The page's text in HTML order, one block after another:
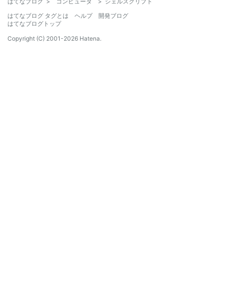
はてなブログ タグとは
ヘルプ
開発ブログ
はてなブログトップ
Copyright (C) 2001-2026 Hatena.